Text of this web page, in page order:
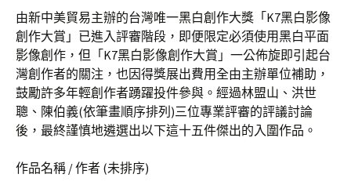
由新中美貿易主辦的台灣唯一黑白創作大獎「K7黑白影像
創作大賞」已進入評審階段，即便限定必須使用黑白平面
影像創作，但「K7黑白影像創作大賞」一公佈旋即引起台
灣創作者的關注，也因得獎展出費用全由主辦單位補助，
鼓勵許多年輕創作者踴躍投件參與。經過林盟山、洪世
聰、陳伯義(依筆畫順序排列)三位專業評審的評議討論
後，最終謹慎地遴選出以下這十五件傑出的入圍作品。
作品名稱 / 作者 (未排序)